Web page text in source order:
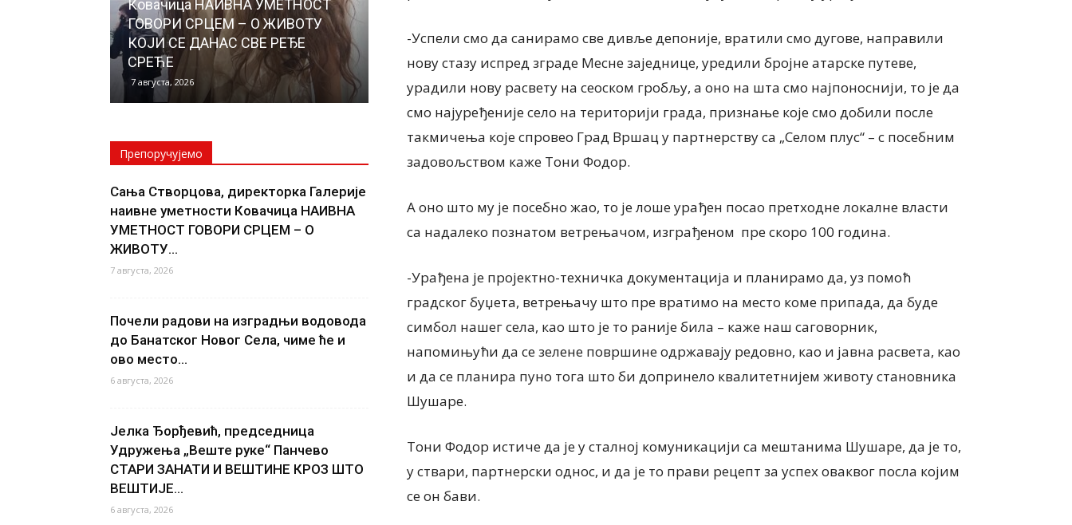
-Успели смо да санирамо све дивље депоније, вратили смо дугове, направили
нову стазу испред зграде Месне заједнице, уредили бројне атарске путеве,
урадили нову расвету на сеоском гробљу, а оно на шта смо најпоноснији, то је да
смо најуређеније село на територији града, признање које смо добили после
такмичења које спровео Град Вршац у партнерству са „Селом плус“ – с посебним
задовољством каже Тони Фодор.
А оно што му је посебно жао, то је лоше урађен посао претходне локалне власти
са надалеко познатом ветрењачом, изграђеном пре скоро 100 година.
-Урађена је пројектно-техничка документација и планирамо да, уз помоћ
градског буџета, ветрењачу што пре вратимо на место коме припада, да буде
симбол нашег села, као што је то раније била – каже наш саговорник,
напомињући да се зелене површине одржавају редовно, као и јавна расвета, као
и да се планира пуно тога што би допринело квалитетнијем животу становника
Шушаре.
Тони Фодор истиче да је у сталној комуникацији са мештанима Шушаре, да је то,
у ствари, партнерски однос, и да је то прави рецепт за успех оваквог посла којим
се он бави.
Ковачица НАИВНА УМЕТНОСТ
ГОВОРИ СРЦЕМ – О ЖИВОТУ
КОЈИ СЕ ДАНАС СВЕ РЕЂЕ
СРЕЋЕ
7 августа, 2026
Села, чиме ће и ово место бити
водоводну мрежу КОНАЧНО ЋЕ
НОВОСЕЉАНИ ИМАТИ...
Удружења „Веште руке“ Панчево
КРОЗ ШТО ВЕШТИЈЕ ДЕЧЈЕ
РУКЕ
6 августа, 2026
СРЕЋНО ДЕТИЊСТВО
ДЕТЕТА
5 августа, 2026
Препоручујемо
Сања Створцова, директорка Галерије
наивне уметности Ковачица НАИВНА
УМЕТНОСТ ГОВОРИ СРЦЕМ – О
ЖИВОТУ...
7 августа, 2026
Почели радови на изградњи водовода
до Банатског Новог Села, чиме ће и
ово место...
6 августа, 2026
Јелка Ђорђевић, председница
Удружења „Веште руке“ Панчево
СТАРИ ЗАНАТИ И ВЕШТИНЕ КРОЗ ШТО
ВЕШТИЈЕ...
6 августа, 2026